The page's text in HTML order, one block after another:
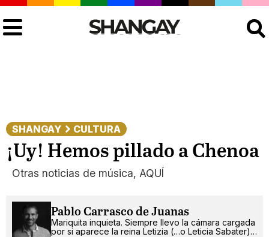
SHANGAY CULTURA
¡Uy! Hemos pillado a Chenoa
Otras noticias de música, AQUÍ
Pablo Carrasco de Juanas
Mariquita inquieta. Siempre llevo la cámara cargada
por si aparece la reina Letizia (…o Leticia Sabater).